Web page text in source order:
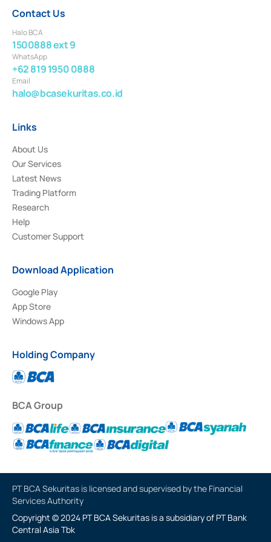
Contact Us
Halo BCA
1500888 ext 9
WhatsApp
+62 819 1950 0888
Email
halo@bcasekuritas.co.id
Links
About Us
Our Services
Latest News
Trading Platform
Research
Help
Customer Support
Download Application
Google Play
App Store
Windows App
Holding Company
BCA Group
PT BCA Sekuritas is licensed and supervised by the Financial
Services Authority
Copyright © 2024 PT BCA Sekuritas is a subsidiary of PT Bank
Central Asia Tbk